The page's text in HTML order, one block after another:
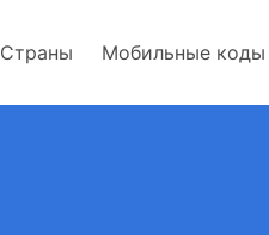
Страны Мобильные коды